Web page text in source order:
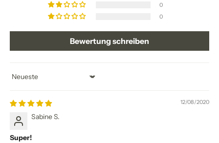
0
0
Bewertung schreiben
Sort by
12/08/2020
Sabine S.
Super!